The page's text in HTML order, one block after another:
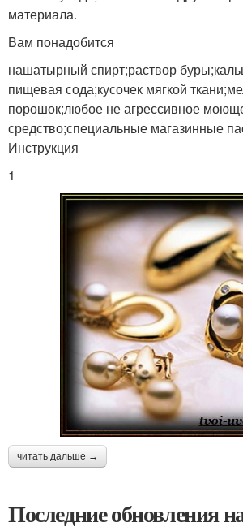
материала.
Вам понадобится
нашатырный спирт;раствор
пищевая сода;кусочек мягкой
порошок;любое не агрессивное
средство;специальные магазинные
Инструкция
1
читать дальше →
Последние обновления